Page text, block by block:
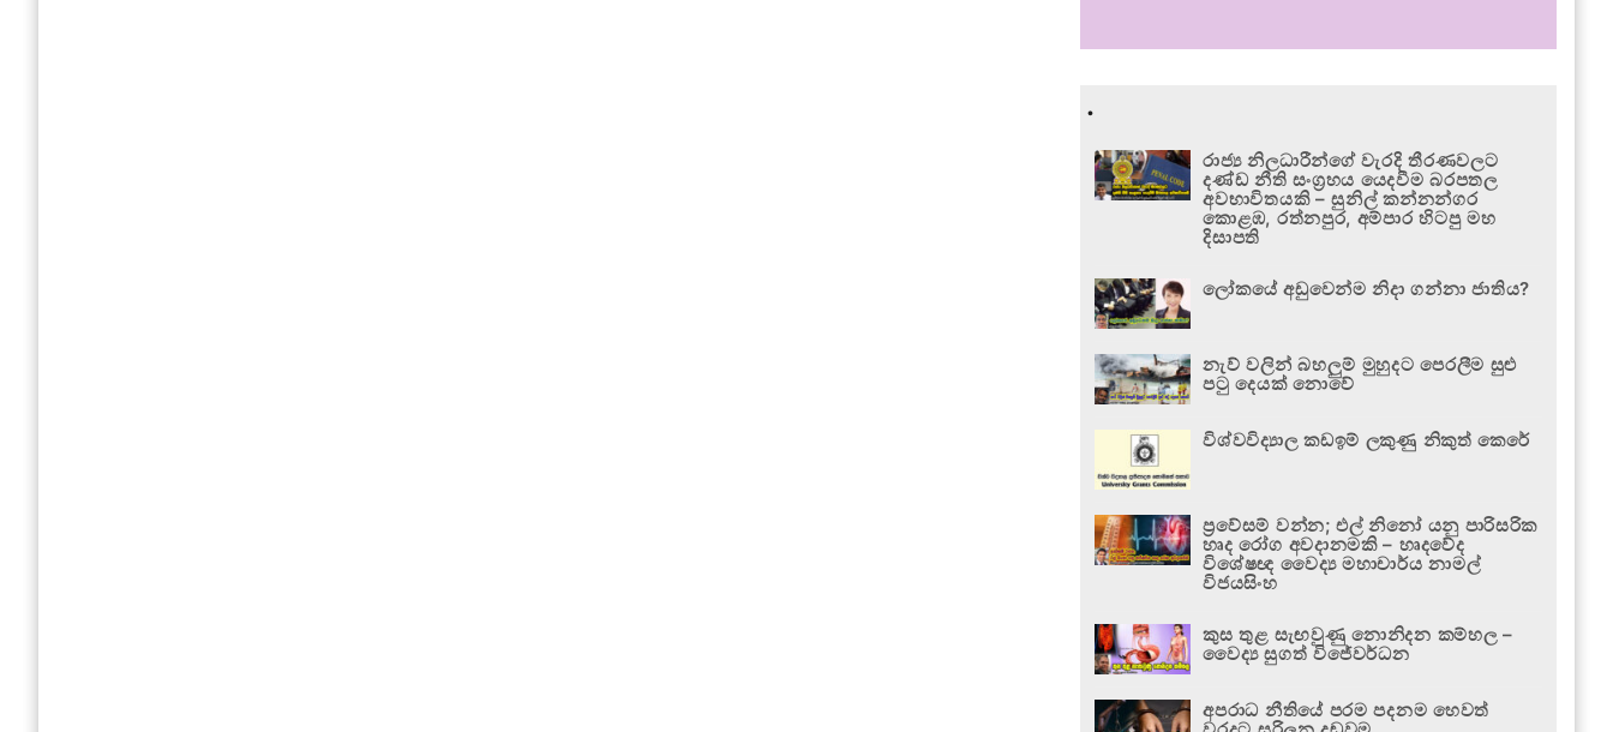
.
රාජ්‍ය නිලධාරීන්ගේ වැරදි තීරණවලට
දණ්ඩ නීති සංග්‍රහය යෙදවීම බරපතල
අවභාවිතයකි – සුනිල් කන්නන්ගර
කොළඹ, රත්නපුර, අම්පාර හිටපු මහ
දිසාපති
ලෝකයේ අඩුවෙන්ම නිදා ගන්නා ජාතිය?
නැව් වලින් බහලුම් මුහුදට පෙරලීම සුළු
පටු දෙයක් නොවේ
විශ්වවිද්‍යාල කඩඉම් ලකුණු නිකුත් කෙරේ
ප්‍රවේසම් වන්න; එල් නිනෝ යනු පාරිසරික
හෘද රෝග අවදානමකි – හෘදවේද
විශේෂඥ වෛද්‍ය මහාචාර්ය නාමල්
විජයසිංහ
කුස තුළ සැඟවුණු නොනිදන කම්හල –
වෛද්‍ය සුගත් විජේවර්ධන
අපරාධ නීතියේ පරම පදනම හෙවත්